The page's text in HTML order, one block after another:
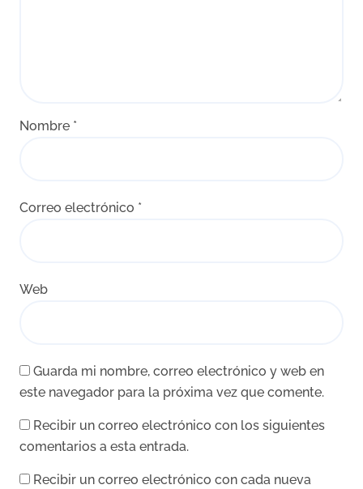
Nombre *
Correo electrónico *
Web
Guarda mi nombre, correo electrónico y web en
este navegador para la próxima vez que comente.
Recibir un correo electrónico con los siguientes
comentarios a esta entrada.
Recibir un correo electrónico con cada nueva